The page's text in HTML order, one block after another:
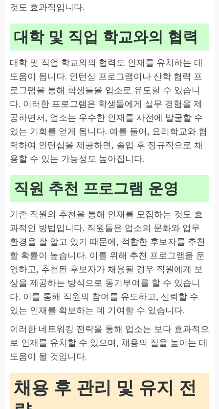
것도 효과적입니다.
대학 및 직업 학교와의 협력
대학 및 직업 학교와의 협력도 인재를 유치하는 데
도움이 됩니다. 인턴십 프로그램이나 산학 협력 프
로그램을 통해 학생들을 업소로 유도할 수 있습니
다. 이러한 프로그램은 학생들에게 실무 경험을 제
공하면서, 업소는 우수한 인재를 사전에 발굴할 수
있는 기회를 얻게 됩니다. 예를 들어, 요리학교와 협
력하여 인턴십을 제공하면, 졸업 후 정규직으로 채
용할 수 있는 가능성도 높아집니다.
직원 추천 프로그램 운영
기존 직원의 추천을 통해 인재를 모집하는 것도 효
과적인 방법입니다. 직원들은 업소의 문화와 업무
환경을 잘 알고 있기 때문에, 적합한 후보자를 추천
할 확률이 높습니다. 이를 위해 추천 프로그램을 운
영하고, 추천된 후보자가 채용될 경우 직원에게 보
상을 제공하는 방식으로 동기부여를 할 수 있습니
다. 이를 통해 직원의 참여를 유도하고, 신뢰할 수
있는 인재를 확보하는 데 기여할 수 있습니다.
이러한 네트워킹 전략을 통해 업소는 보다 효과적으
로 인재를 유치할 수 있으며, 채용의 질을 높이는 데
도움이 될 것입니다.
채용 후 관리 및 유지 전